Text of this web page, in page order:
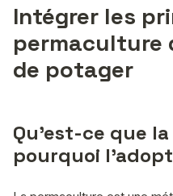
Intégrer les
permaculture
de potager
Qu’est-ce que
pourquoi